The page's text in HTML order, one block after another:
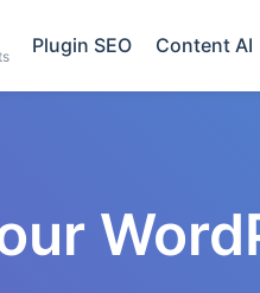
Plugin SEO Content AI